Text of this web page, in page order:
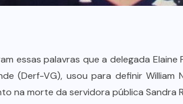
essas palavras que a delegada
(Derf-VG), usou para definir
na morte da servidora pública Sandra